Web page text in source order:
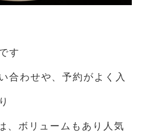
す
合わせや、予約がよく入
、ボリュームもあり人気